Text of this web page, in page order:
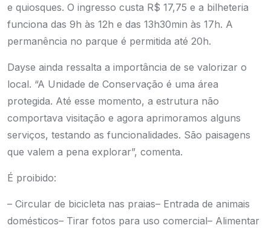
e quiosques. O ingresso custa R$ 17,75 e a bilheteria
funciona das 9h às 12h e das 13h30min às 17h. A
permanência no parque é permitida até 20h.
Dayse ainda ressalta a importância de se valorizar o
local. “A Unidade de Conservação é uma área
protegida. Até esse momento, a estrutura não
comportava visitação e agora aprimoramos alguns
serviços, testando as funcionalidades. São paisagens
que valem a pena explorar”, comenta.
É proibido:
– Circular de bicicleta nas praias– Entrada de animais
domésticos– Tirar fotos para uso comercial– Alimentar